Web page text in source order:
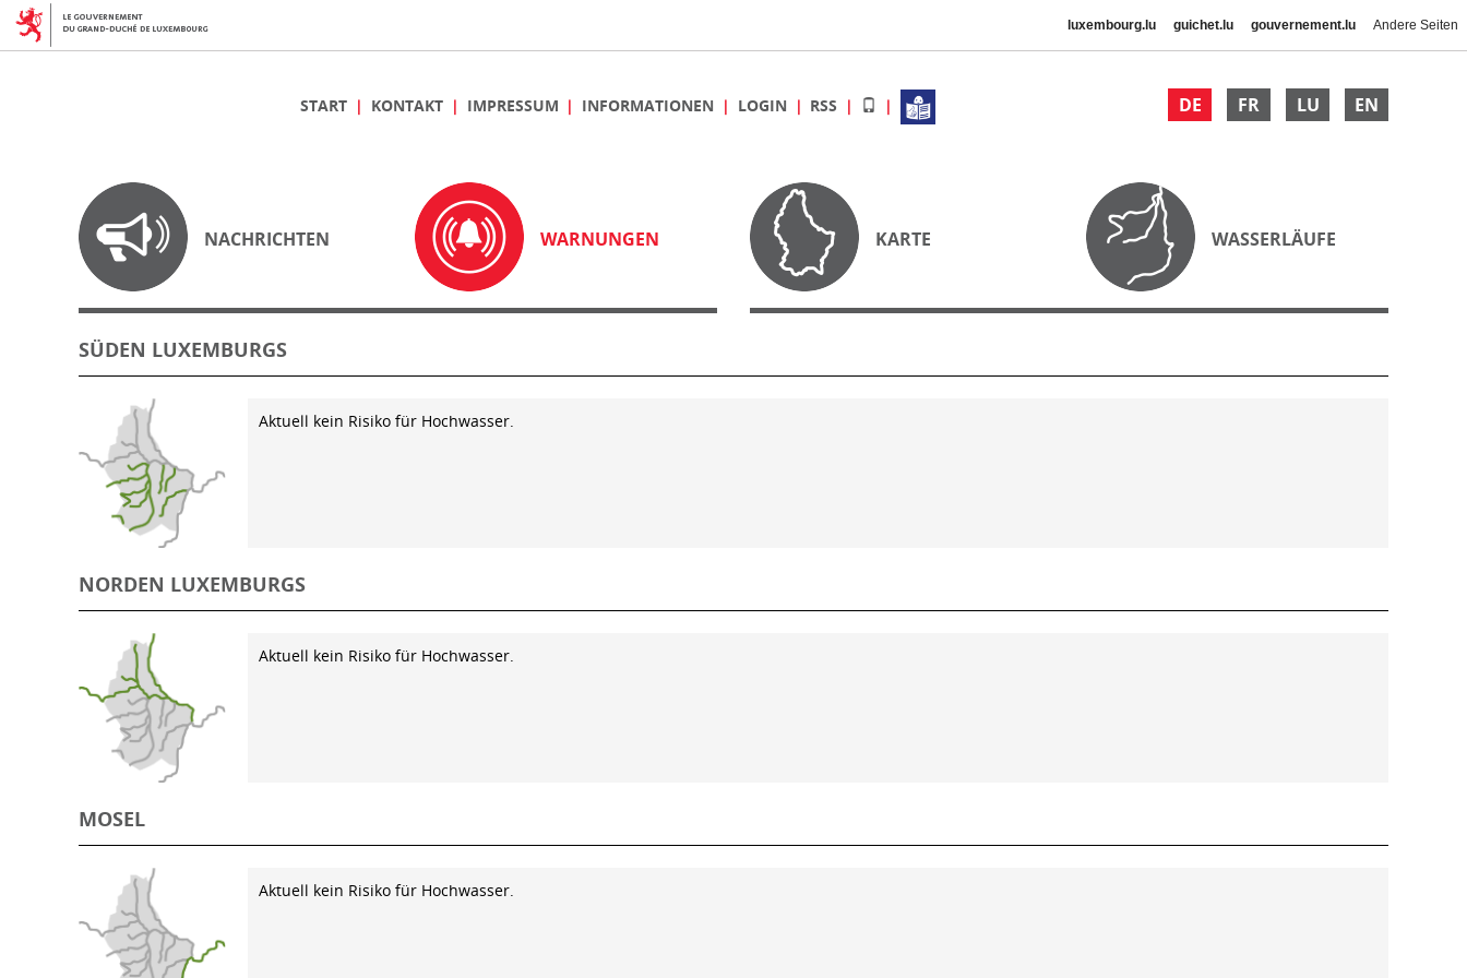
luxembourg.lu guichet.lu gouvernement.lu Andere Seiten
DE FR LU EN
START KONTAKT IMPRESSUM INFORMATIONEN LOGIN RSS
NACHRICHTEN WARNUNGEN KARTE WASSERLÄUFE
SÜDEN LUXEMBURGS
Aktuell kein Risiko für Hochwasser.
NORDEN LUXEMBURGS
Aktuell kein Risiko für Hochwasser.
MOSEL
Aktuell kein Risiko für Hochwasser.